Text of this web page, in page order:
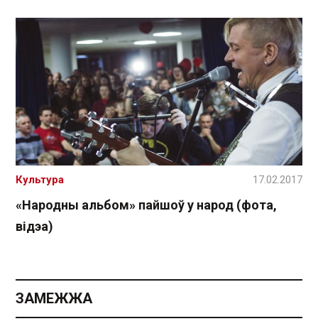
«Народны альбом» пайшоў у народ (фота,
відэа)
Культура 17.02.2017
ЗАМЕЖЖА